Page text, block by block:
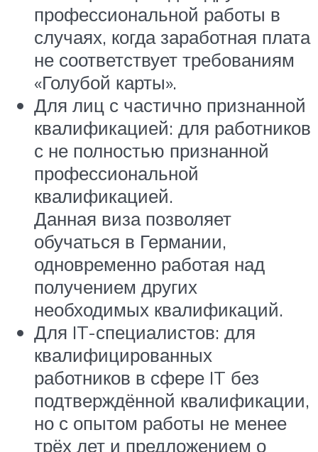
профессиональной работы в
случаях, когда заработная плата
не соответствует требованиям
«Голубой карты».
Для лиц с частично признанной
квалификацией: для работников
с не полностью признанной
профессиональной
квалификацией.
Данная виза позволяет
обучаться в Германии,
одновременно работая над
получением других
необходимых квалификаций.
Для IT-специалистов: для
квалифицированных
работников в сфере IT без
подтверждённой квалификации,
но с опытом работы не менее
трёх лет и предложением о